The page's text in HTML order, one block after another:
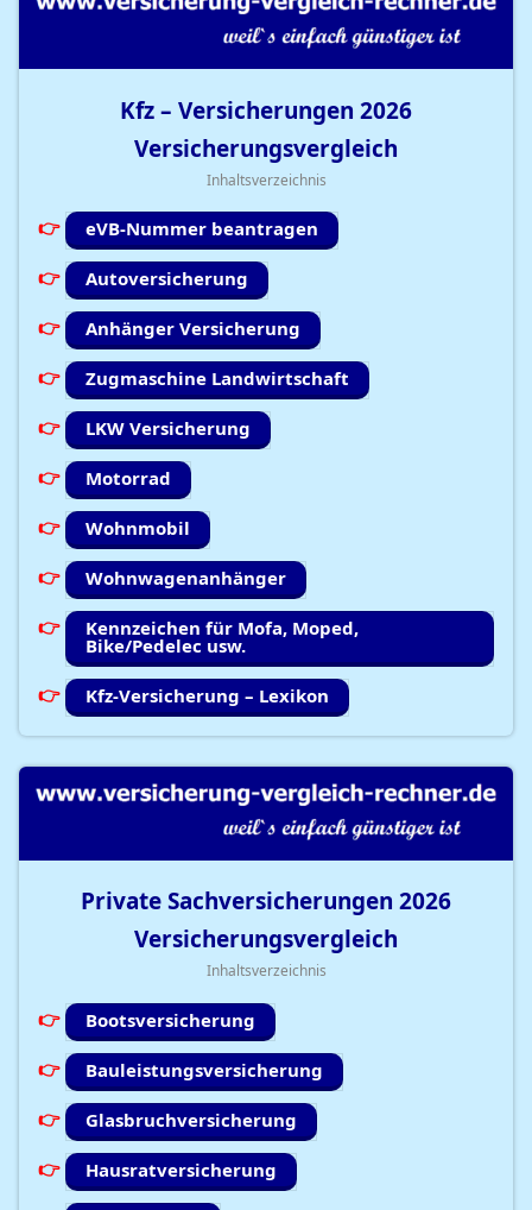
Kfz – Versicherungen 2026
Versicherungsvergleich
Inhaltsverzeichnis
eVB-Nummer beantragen
Autoversicherung
Anhänger Versicherung
Zugmaschine Landwirtschaft
LKW Versicherung
Motorrad
Wohnmobil
Wohnwagenanhänger
Kennzeichen für Mofa, Moped,
Bike/Pedelec usw.
Kfz-Versicherung – Lexikon
Private Sachversicherungen 2026
Versicherungsvergleich
Inhaltsverzeichnis
Bootsversicherung
Bauleistungsversicherung
Glasbruchversicherung
Hausratversicherung